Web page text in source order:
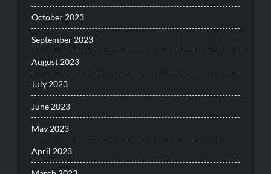
October 2023
September 2023
August 2023
July 2023
June 2023
May 2023
April 2023